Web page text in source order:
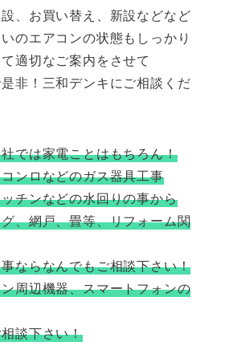
、お買い替え、新設などなど
のエアコンの状態もしっかり
適切なご案内をさせて
非！三和デンキにご相談くだ
では家電ことはもちろん！
ンロなどのガス器具工事
チンなどの水回りの事から
、網戸、畳等、リフォーム関
ならなんでもご相談下さい！
周辺機器、スマートフォンの
談下さい！